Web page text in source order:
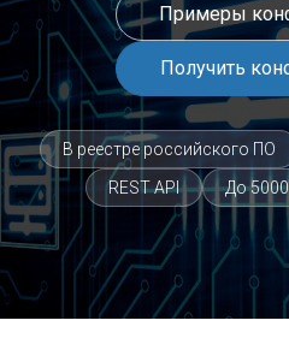
Примеры
Получить
В реестре российского ПО
REST API
До